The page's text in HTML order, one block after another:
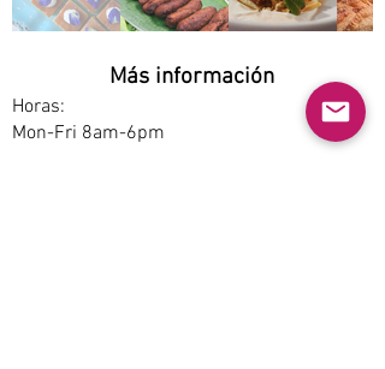
Más información
Horas:
Mon-Fri 8am-6pm